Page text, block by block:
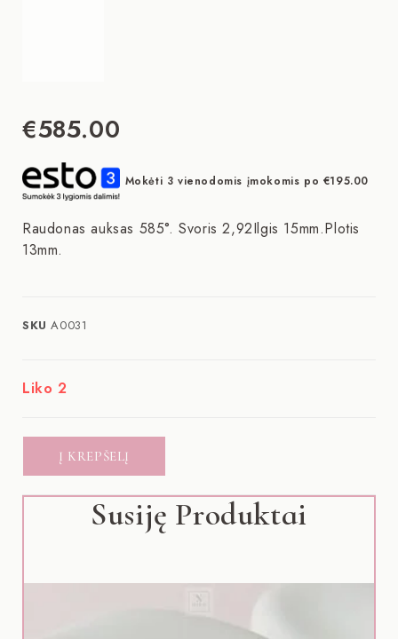
€585.00
Mokėti 3 vienodomis įmokomis po €195.00
Raudonas auksas 585°. Svoris 2,92Ilgis 15mm.Plotis
13mm.
SKUA0031
Liko 2
Į KREPŠELĮ
Susiję Produktai